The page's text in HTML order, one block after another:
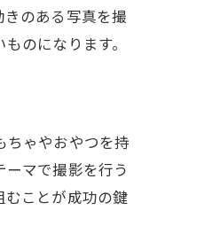
のある写真を撮
のになります。
ちゃやおやつを持
マで撮影を行う
ことが成功の鍵